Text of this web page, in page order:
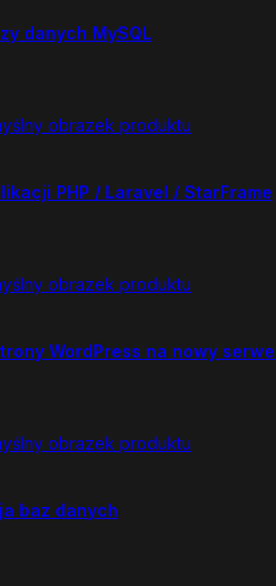
danych MySQL
PHP / Laravel / StarFrame
WordPress na nowy
baz danych